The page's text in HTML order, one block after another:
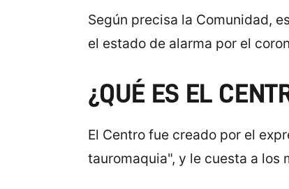
Según precisa la Comunidad,
el estado de alarma por el
¿QUÉ ES EL
El Centro fue creado por el
tauromaquia", y le cuesta a los